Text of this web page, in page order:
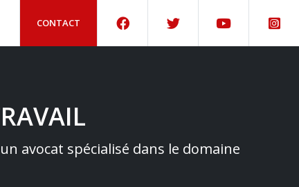
CONTACT
avocat spécialisé dans le domaine